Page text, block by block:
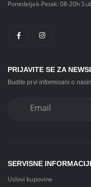
Ponedeljak-Petak: 08-20h
PRIJAVITE SE ZA
Budite prvi informisani o
SERVISNE
Uslovi kupovine